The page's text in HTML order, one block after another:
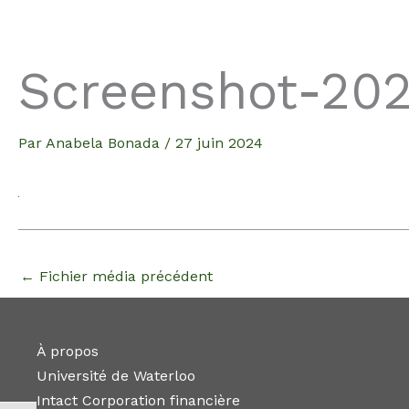
contenu
Screenshot-
Par Anabela Bonada / 27 juin 2024
← Fichier média précédent
À propos
Université de Waterloo
Intact Corporation financière